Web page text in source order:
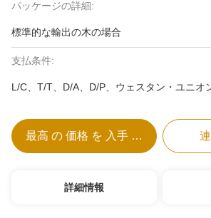
パッケージの詳細:
標準的な輸出の木の場合
支払条件:
L/C、T/T、D/A、D/P、ウェスタン・ユニオ
最高 の 価格 を 入手 する
詳細情報